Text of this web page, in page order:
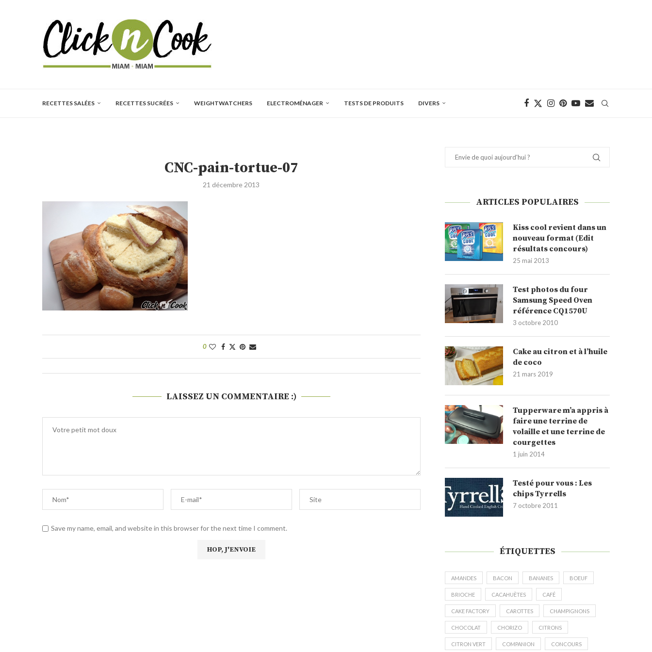
RECETTES SALÉES RECETTES SUCRÉES WEIGHTWATCHERS ELECTROMÉNAGER TESTS DE PRODUITS DIVERS
CNC-pain-tortue-07
21 décembre 2013
0
LAISSEZ UN COMMENTAIRE :)
Save my name, email, and website in this browser for the next time I comment.
ARTICLES POPULAIRES
Kiss cool revient dans un
nouveau format (Edit
résultats concours)
25 mai 2013
Test photos du four
Samsung Speed Oven
référence CQ1570U
3 octobre 2010
Cake au citron et à l’huile
de coco
21 mars 2019
Tupperware m’a appris à
faire une terrine de
volaille et une terrine de
courgettes
1 juin 2014
Testé pour vous : Les
chips Tyrrells
7 octobre 2011
ÉTIQUETTES
AMANDES BACON BANANES BOEUF
BRIOCHE CACAHUÈTES CAFÉ
CAKE FACTORY CAROTTES CHAMPIGNONS
CHOCOLAT CHORIZO CITRONS
CITRON VERT COMPANION CONCOURS